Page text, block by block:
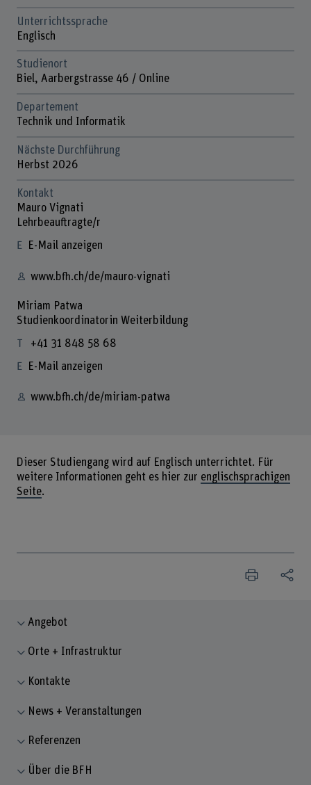
Unterrichtssprache
Englisch
Studienort
Biel, Aarbergstrasse 46 / Online
Departement
Technik und Informatik
Nächste Durchführung
Herbst 2026
Kontakt
Mauro Vignati
Lehrbeauftragte/r
E-Mail anzeigen
www.bfh.ch/de/mauro-vignati
Miriam Patwa
Studienkoordinatorin Weiterbildung
+41 31 848 58 68
E-Mail anzeigen
www.bfh.ch/de/miriam-patwa
Dieser Studiengang wird auf Englisch unterrichtet. Für
weitere Informationen geht es hier zur englischsprachigen
Seite.
Angebot
Orte + Infrastruktur
Kontakte
News + Veranstaltungen
Referenzen
Über die BFH